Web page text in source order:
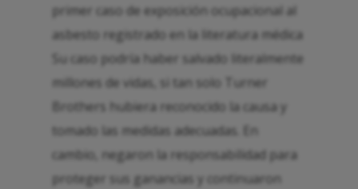
primer caso de exposición ocupacional al
asbesto registrado en la literatura médica
Su caso podría haber salvado literalmente
millones de vidas, si tan solo Turner
Brothers hubiera reconocido la causa y
tomado las medidas adecuadas. En
cambio, negaron la responsabilidad para
proteger sus ganancias y continuaron